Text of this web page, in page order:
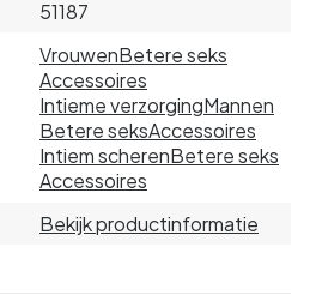
51187
VrouwenBetere seks
Accessoires
Intieme verzorgingMannen
Betere seksAccessoires
Intiem scherenBetere seks
Accessoires
Bekijk productinformatie